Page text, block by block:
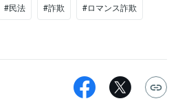
#民法 #詐欺 #ロマンス詐欺